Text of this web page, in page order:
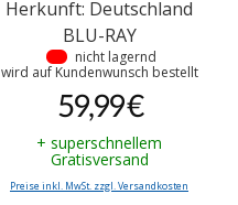
Herkunft: Deutschland
BLU-RAY
nicht lagernd
wird auf Kundenwunsch bestellt
59,99 €
+ superschnellem
Gratisversand
Preise inkl. MwSt. zzgl. Versandkosten